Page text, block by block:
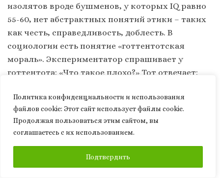
Политика конфиденциальности и использования
файлов сookie: Этот сайт использует файлы cookie.
Продолжая пользоваться этим сайтом, вы
соглашаетесь с их использованием.
Подтвердить
изолятов вроде бушменов, у которых IQ равно
55-60, нет абстрактных понятий этики – таких
как честь, справедливость, доблесть. В
социологии есть понятие «готтентотская
мораль». Экспериментатор спрашивает у
готтентота: «Что такое плохо?» Тот отвечает:
скот и жену» – «А хорошо?» – «А хорошо, когда я
у соседа отниму его скот и жену».
В Саудах их фактический правитель —
Мохаммед Салман ибн Сауд заказал робота.
Назвали София и дали ей гражданство